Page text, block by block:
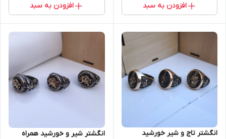
افزودن به سبد افزودن به سبد
انگشتر تاج و شیر خورشید
انگشتر شیر و خورشید همراه